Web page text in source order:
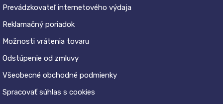
Prevádzkovateľ internetového výdaja
Reklamačný poriadok
Možnosti vrátenia tovaru
Odstúpenie od zmluvy
Všeobecné obchodné podmienky
Spracovať súhlas s cookies